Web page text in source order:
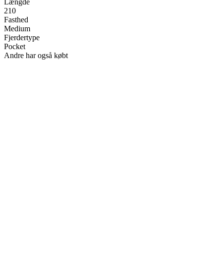
Længde
210
Fasthed
Medium
Fjerdertype
Pocket
Andre har også købt